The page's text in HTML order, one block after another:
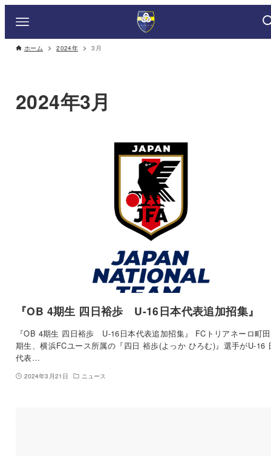
ホーム 2024年 3月
2024年3月
『OB 4期生 四日裕歩 U-16日本代表追加招集』
『OB 4期生 四日裕歩 U-16日本代表追加招集』 FCトリアネーロ町
期生、横浜FCユース所属の『四日 裕歩(よっか ひろむ)』選手がU-16
代表…
2024年3月21日 ニュース